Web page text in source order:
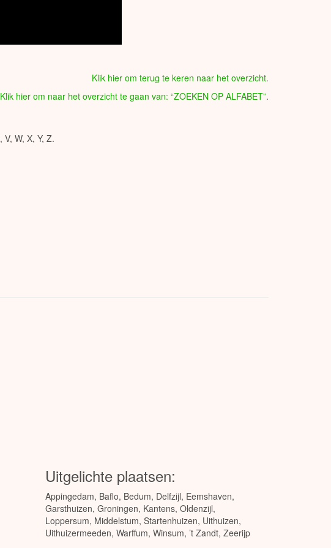
Klik hier om terug te keren naar het overzicht.
Klik hier om naar het overzicht te gaan van: “ZOEKEN OP ALFABET”.
, V, W, X, Y, Z.
Uitgelichte plaatsen:
Appingedam, Baflo, Bedum, Delfzijl, Eemshaven,
Garsthuizen, Groningen, Kantens, Oldenzijl,
Loppersum, Middelstum, Startenhuizen, Uithuizen,
Uithuizermeeden, Warffum, Winsum, ’t Zandt, Zeerijp